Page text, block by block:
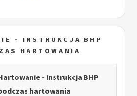
- INSTRUKCJA BHP
HARTOWANIA
- instrukcja BHP
hartowania